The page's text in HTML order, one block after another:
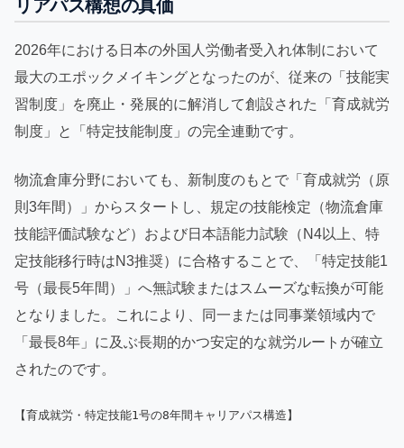
リアパス構想の真価
2026年における日本の外国人労働者受入れ体制において
最大のエポックメイキングとなったのが、従来の「技能実
習制度」を廃止・発展的に解消して創設された「育成就労
制度」と「特定技能制度」の完全連動です。
物流倉庫分野においても、新制度のもとで「育成就労（原
則3年間）」からスタートし、規定の技能検定（物流倉庫
技能評価試験など）および日本語能力試験（N4以上、特
定技能移行時はN3推奨）に合格することで、「特定技能1
号（最長5年間）」へ無試験またはスムーズな転換が可能
となりました。これにより、同一または同事業領域内で
「最長8年」に及ぶ長期的かつ安定的な就労ルートが確立
されたのです。
【育成就労・特定技能1号の8年間キャリアパス構造】